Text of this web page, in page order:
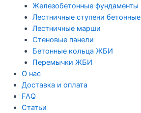
Железобетонные фундаменты
Лестничные ступени бетонные
Лестничные марши
Стеновые панели
Бетонные кольца ЖБИ
Перемычки ЖБИ
О нас
Доставка и оплата
FAQ
Статьи